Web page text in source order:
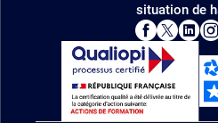
situation de